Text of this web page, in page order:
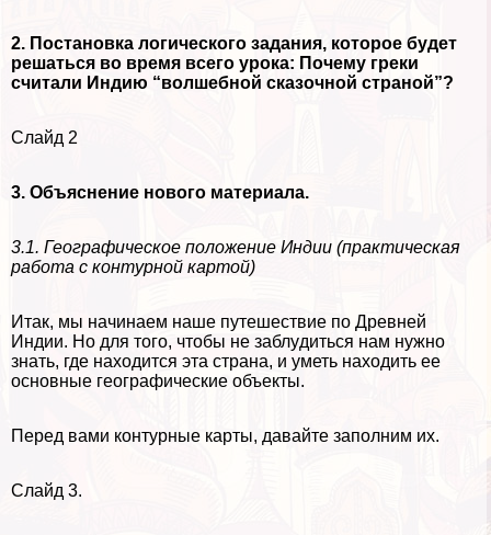
2. Постановка логического задания, которое будет
решаться во время всего урока: Почему греки
считали Индию “волшебной сказочной страной”?
Слайд 2
3. Объяснение нового материала.
3.1. Географическое положение Индии (пpaктическая
работа с контурной картой)
Итак, мы начинаем наше путешествие по Древней
Индии. Но для того, чтобы не заблyдиться нам нужно
знать, где находится эта страна, и уметь находить ее
основные географические объекты.
Перед вами контурные карты, давайте заполним их.
Слайд 3.